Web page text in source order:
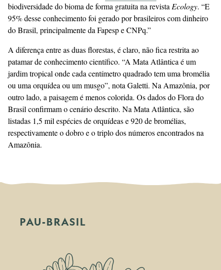
biodiversidade do bioma de forma gratuita na revista Ecology. “E
95% desse conhecimento foi gerado por brasileiros com dinheiro
do Brasil, principalmente da Fapesp e CNPq.”
A diferença entre as duas florestas, é claro, não fica restrita ao
patamar de conhecimento científico. “A Mata Atlântica é um
jardim tropical onde cada centímetro quadrado tem uma bromélia
ou uma orquídea ou um musgo”, nota Galetti. Na Amazônia, por
outro lado, a paisagem é menos colorida. Os dados do Flora do
Brasil confirmam o cenário descrito. Na Mata Atlântica, são
listadas 1,5 mil espécies de orquídeas e 920 de bromélias,
respectivamente o dobro e o triplo dos números encontrados na
Amazônia.
PAU-BRASIL